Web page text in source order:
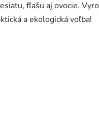
fľašu aj ovocie.
a ekologická voľba!